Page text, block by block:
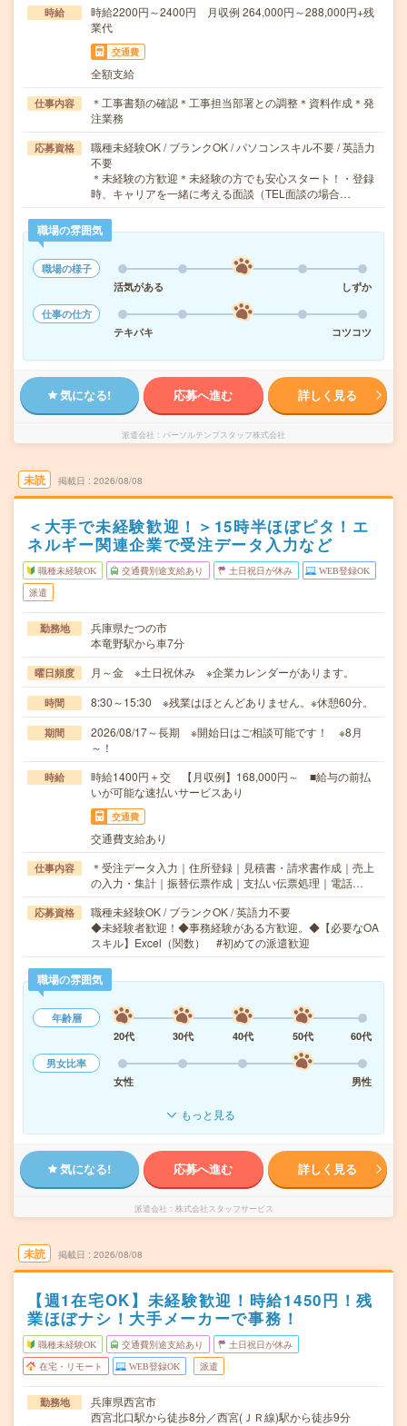
時給
時給2200円～2400円 月収例 264,000円～288,000円+残
業代
交通費
全額支給
仕事内容
＊工事書類の確認＊工事担当部署との調整＊資料作成＊発
注業務
応募資格
職種未経験OK / ブランクOK / パソコンスキル不要 / 英語力
不要
＊未経験の方歓迎＊未経験の方でも安心スタート！・登録
時、キャリアを一緒に考える面談（TEL面談の場合…
職場の雰囲気
職場の様子
活気がある
しずか
仕事の仕方
テキパキ
コツコツ
気になる! 応募へ進む 詳しく見る
派遣会社 パーソルテンプスタッフ株式会社
未読 掲載日 2026/08/08
＜大手で未経験歓迎！＞15時半ほぼピタ！エ
ネルギー関連企業で受注データ入力など
職種未経験OK 交通費別途支給あり 土日祝日が休み WEB登録OK
派遣
勤務地
兵庫県たつの市
本竜野駅から車7分
曜日頻度 月～金 ※土日祝休み ※企業カレンダーがあります。
時間 8:30～15:30 ※残業はほとんどありません。※休憩60分。
期間
2026/08/17～長期 ※開始日はご相談可能です！ ※8月
～！
時給
時給1400円＋交 【月収例】168,000円～ ■給与の前払
いが可能な速払いサービスあり
交通費
交通費支給あり
仕事内容
＊受注データ入力｜住所登録｜見積書・請求書作成｜売上
の入力・集計｜振替伝票作成｜支払い伝票処理｜電話…
応募資格
職種未経験OK / ブランクOK / 英語力不要
◆未経験者歓迎！◆事務経験がある方歓迎。◆【必要なOA
スキル】Excel（関数） #初めての派遣歓迎
職場の雰囲気
年齢層
20代
30代 40代 50代
60代
男女比率
女性
男性
もっと見る
気になる! 応募へ進む 詳しく見る
派遣会社 株式会社スタッフサービス
未読 掲載日 2026/08/08
【週1在宅OK】未経験歓迎！時給1450円！残
業ほぼナシ！大手メーカーで事務！
職種未経験OK 交通費別途支給あり 土日祝日が休み
在宅・リモート WEB登録OK 派遣
勤務地
兵庫県西宮市
西宮北口駅から徒歩8分／西宮(ＪＲ線)駅から徒歩9分